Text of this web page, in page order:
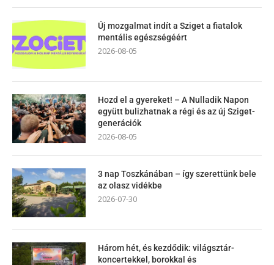
Új mozgalmat indít a Sziget a fiatalok
mentális egészségéért
2026-08-05
Hozd el a gyereket! – A Nulladik Napon
együtt bulizhatnak a régi és az új Sziget-
generációk
2026-08-05
3 nap Toszkánában – így szerettünk bele
az olasz vidékbe
2026-07-30
Három hét, és kezdődik: világsztár-
koncertekkel, borokkal és